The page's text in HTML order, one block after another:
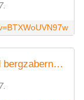
Goldwing - ballade frontière vers bad bergzabern retour